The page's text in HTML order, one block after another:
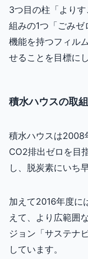
3つ目の柱「より
組みの1つ「ごみ
機能を持つフィル
せることを目標に
積水ハウスの取
積水ハウスは2008
CO2排出ゼロを目
し、脱炭素にいち
加えて2016年度に
えて、より広範囲
ジョン「サステナ
しています。